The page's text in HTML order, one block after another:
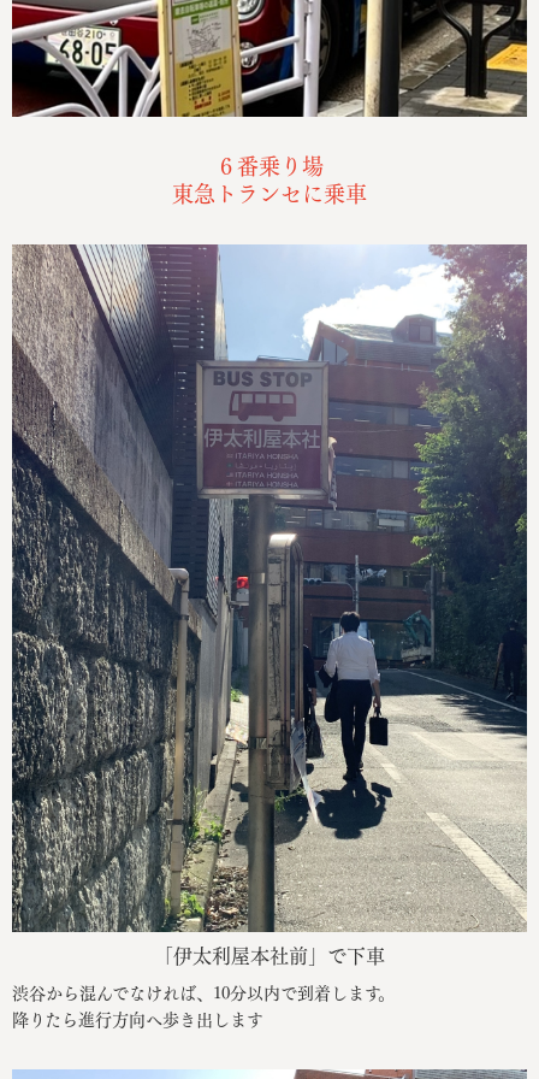
６番乗り場
東急トランセに乗車
「伊太利屋本社前」で下車
渋谷から混んでなければ、10分以内で到着します。
降りたら進行方向へ歩き出します